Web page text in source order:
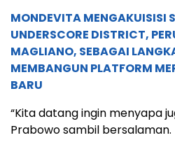
MONDEVITA MENGAKUISISI
UNDERSCORE DISTRICT,
MAGLIANO, SEBAGAI
MEMBANGUN PLATFORM
BARU
“Kita datang ingin menyapa
Prabowo sambil bersalaman.